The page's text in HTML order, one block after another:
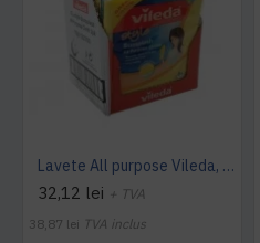
Lavete All purpose Vileda, 38 x 40 cm, 10 buc. / pachet
32,12 lei + TVA
38,87 lei TVA inclus